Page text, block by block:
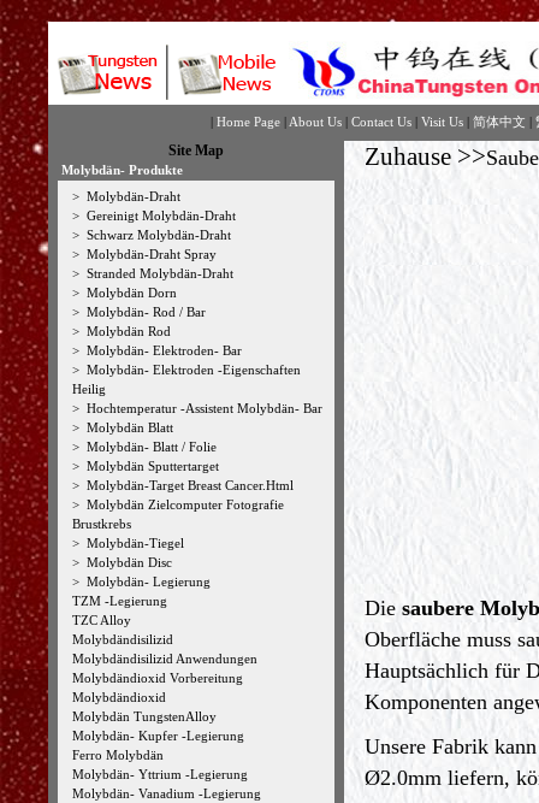
| Home Page | About Us | Contact Us | Visit Us | 简体中文 |
Site Map
Molybdän- Produkte
> Molybdän-Draht
> Gereinigt Molybdän-Draht
> Schwarz Molybdän-Draht
> Molybdän-Draht Spray
> Stranded Molybdän-Draht
> Molybdän Dorn
> Molybdän- Rod / Bar
> Molybdän Rod
> Molybdän- Elektroden- Bar
> Molybdän- Elektroden -Eigenschaften
Heilig
> Hochtemperatur -Assistent Molybdän- Bar
> Molybdän Blatt
> Molybdän- Blatt / Folie
> Molybdän Sputtertarget
> Molybdän-Target Breast Cancer.Html
> Molybdän Zielcomputer Fotografie
Brustkrebs
> Molybdän-Tiegel
> Molybdän Disc
> Molybdän- Legierung
TZM -Legierung
TZC Alloy
Molybdändisilizid
Molybdändisilizid Anwendungen
Molybdändioxid Vorbereitung
Molybdändioxid
Molybdän TungstenAlloy
Molybdän- Kupfer -Legierung
Ferro Molybdän
Molybdän- Yttrium -Legierung
Molybdän- Vanadium -Legierung
Zuhause >>
Die saubere
Oberfläche muss
Hauptsächlich für
Komponenten
Unsere Fabrik
Ø2.0mm liefern,